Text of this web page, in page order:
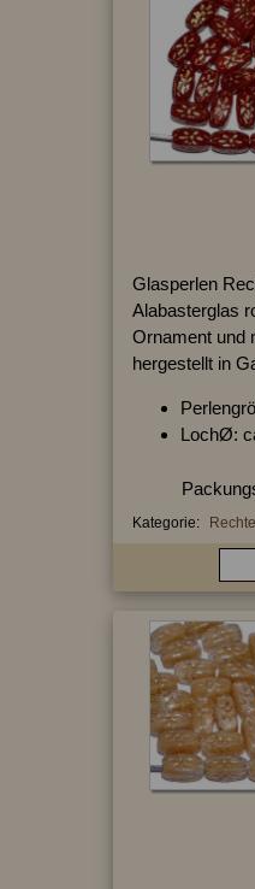
Glasperlen
Alabasterglas
Ornament und
hergestellt in
LochØ:
Kategorie: